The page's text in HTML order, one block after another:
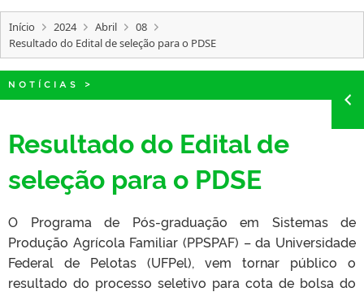
Início 2024 Abril
08
Resultado do Edital de seleção para o PDSE
NOTÍCIAS >
Resultado do Edital de
seleção para o PDSE
O Programa de Pós-graduação em Sistemas de
Produção Agrícola Familiar (PPSPAF) – da Universidade
Federal de Pelotas (UFPel), vem tornar público o
resultado do processo seletivo para cota de bolsa do